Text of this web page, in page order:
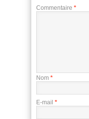
Commentaire *
Nom *
E-mail *